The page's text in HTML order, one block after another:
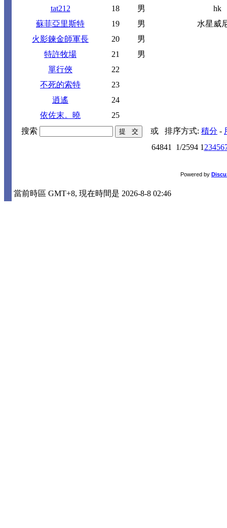
tat212
18 男
hk
蘇菲亞里斯特
19 男
水星威
火影鍊金師軍長
20
男
特許牧場
21
男
單行俠
22
不死的索特
23
逍遙
24
依佐末。曉
25
搜索
或 排序方式: 積分 -
64841
1/2594 1 23456
Powered by
當前時區 GMT+8, 現在時間是 2026-8-8 02:46